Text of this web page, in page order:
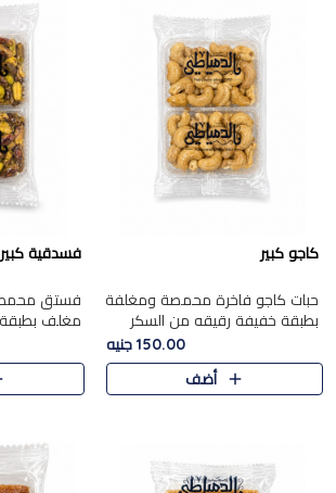
كاجو كبير
حبات كاجو فاخرة محمصة ومغلفة
بطبقة خفيفة رقيقه من السكر
المكرمل، تجمع بين توازن النعومة
زبدية غنية فاخرة والقرمشة
المرضية في حلوى شرقية بطاب..
150.00 جنيه
أضف
فسدقية كبير
فستق محمص
مغلف
المكرمل،
شرقية فاخرة
كل قطعة